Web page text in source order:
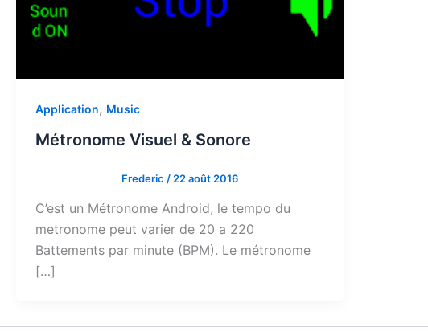
Application, Music
Métronome Visuel & Sonore
Frederic / 22 août 2016
C’est un Métronome Android, le tempo du
metronome peut varier de 20 a 220
Battements par minute (BPM). Le métronome
[…]